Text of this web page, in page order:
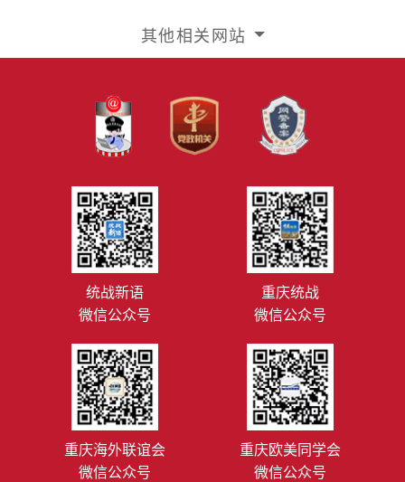
其他相关网站
统战新语
微信公众号
重庆统战
微信公众号
重庆海外联谊会
微信公众号
重庆欧美同学会
微信公众号